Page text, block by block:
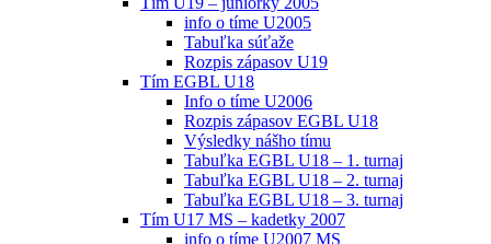
info o tíme U2005
Tabuľka súťaže
Rozpis zápasov U19
Tím EGBL U18
Info o tíme U2006
Rozpis zápasov EGBL U18
Výsledky nášho tímu
Tabuľka EGBL U18 – 1. turnaj
Tabuľka EGBL U18 – 2. turnaj
Tabuľka EGBL U18 – 3. turnaj
Tím U17 MS – kadetky 2007
info o tíme U2007 MS